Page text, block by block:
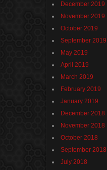
December 2019
November 2019
October 2019
September 2019
May 2019
April 2019
March 2019
February 2019
January 2019
December 2018
November 2018
October 2018
September 2018
July 2018